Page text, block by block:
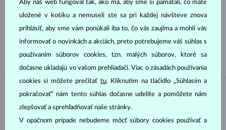
Druh perly
AKOYA SLADKOVODNÉ
TAHITSKÁ JUŽNÉHO PACIFIKU
NA SKLADE NA SKLADE
Aby náš web fungoval tak, ako má, aby sme si pamätali, čo máte
uložené v košíku a nemuseli ste sa pri každej návšteve znova
prihlásiť, aby sme vám ponúkali iba to, čo vás zaujíma a mohli vás
informovať o novinkách a akciách, preto potrebujeme váš súhlas s
používaním súborov cookies, tzn. malých súborov, ktoré sa
dočasne ukladajú vo vašom prehliadači. Viac o zásadách používania
cookies si môžete prečítať tu. Kliknutím na tlačidlo „Súhlasím a
pokračovať“ nám tento súhlas dočasne udelíte a pomôžete nám
zlepšovať a sprehľadňovať naše stránky.
V opačnom prípade nebudeme môcť súbory cookies používať a